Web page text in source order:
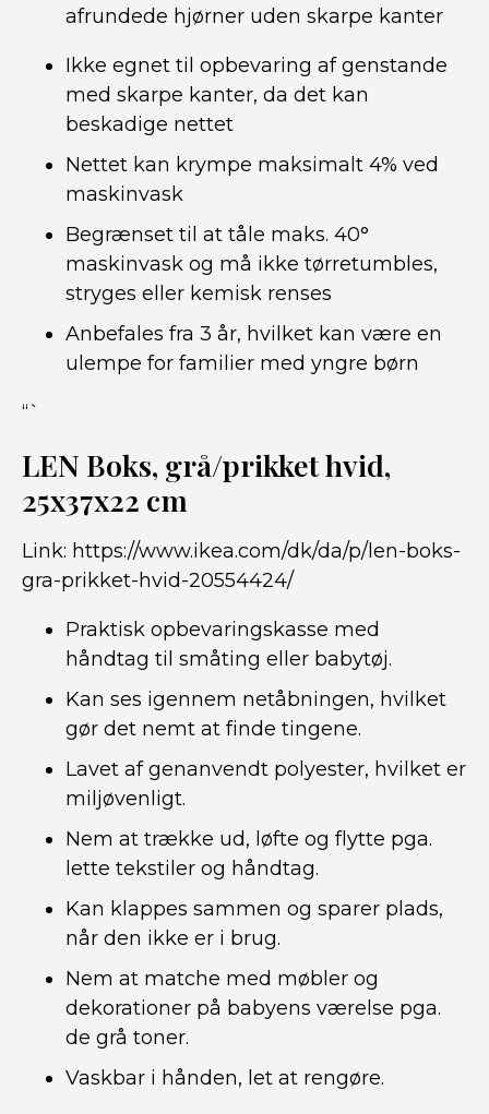
afrundede hjørner uden skarpe kanter
Ikke egnet til opbevaring af genstande
med skarpe kanter, da det kan
beskadige nettet
Nettet kan krympe maksimalt 4% ved
maskinvask
Begrænset til at tåle maks. 40°
maskinvask og må ikke tørretumbles,
stryges eller kemisk renses
Anbefales fra 3 år, hvilket kan være en
ulempe for familier med yngre børn
“`
LEN Boks, grå/prikket hvid,
25x37x22 cm
Link: https://www.ikea.com/dk/da/p/len-boks-
gra-prikket-hvid-20554424/
Praktisk opbevaringskasse med
håndtag til småting eller babytøj.
Kan ses igennem netåbningen, hvilket
gør det nemt at finde tingene.
Lavet af genanvendt polyester, hvilket er
miljøvenligt.
Nem at trække ud, løfte og flytte pga.
lette tekstiler og håndtag.
Kan klappes sammen og sparer plads,
når den ikke er i brug.
Nem at matche med møbler og
dekorationer på babyens værelse pga.
de grå toner.
Vaskbar i hånden, let at rengøre.